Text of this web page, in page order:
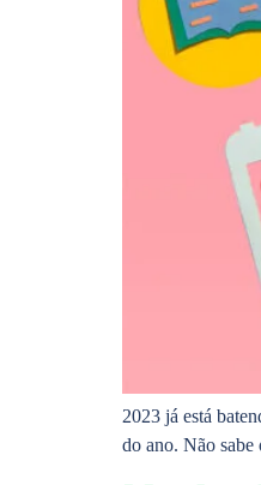
2023 já está
do ano. Não